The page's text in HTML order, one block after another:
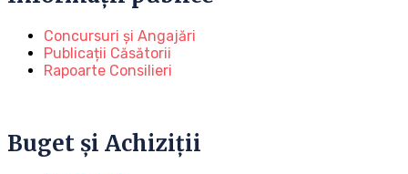
Concursuri și Angajări
Publicații Căsătorii
Rapoarte Consilieri
Buget și Achiziții